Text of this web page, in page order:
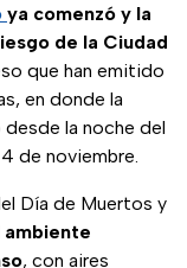
ya comenzó y la
de la Ciudad
que han emitido
en donde la
la noche del
de noviembre.
Día de Muertos y
ambiente
, con aires